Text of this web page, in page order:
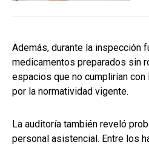
Además, durante la inspección
medicamentos preparados sin
espacios que no cumplirían
por la normatividad vigente.
La auditoría también reveló
personal asistencial. Entre los